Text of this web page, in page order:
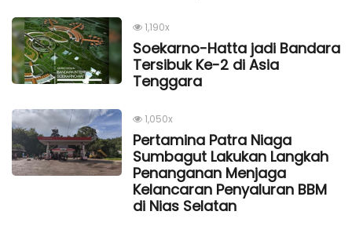
1,190x
Soekarno-Hatta jadi Bandara
Tersibuk Ke-2 di Asia
Tenggara
1,050x
Pertamina Patra Niaga
Sumbagut Lakukan Langkah
Penanganan Menjaga
Kelancaran Penyaluran BBM
di Nias Selatan